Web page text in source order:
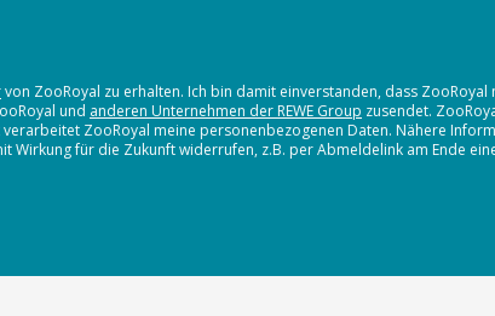
von ZooRoyal zu erhalten. Ich bin damit einverstanden, dass ZooRoyal
und anderen Unternehmen der REWE Group zusendet.
ZooRoyal meine personenbezogenen Daten. Nähere
für die Zukunft widerrufen, z.B. per Abmeldelink am Ende